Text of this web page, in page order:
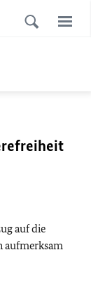
auf die
aufmerksam